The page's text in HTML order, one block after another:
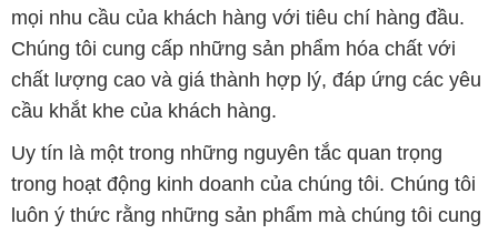
mọi nhu cầu của khách hàng với tiêu chí hàng đầu.
Chúng tôi cung cấp những sản phẩm hóa chất với
chất lượng cao và giá thành hợp lý, đáp ứng các yêu
cầu khắt khe của khách hàng.
Uy tín là một trong những nguyên tắc quan trọng
trong hoạt động kinh doanh của chúng tôi. Chúng tôi
luôn ý thức rằng những sản phẩm mà chúng tôi cung